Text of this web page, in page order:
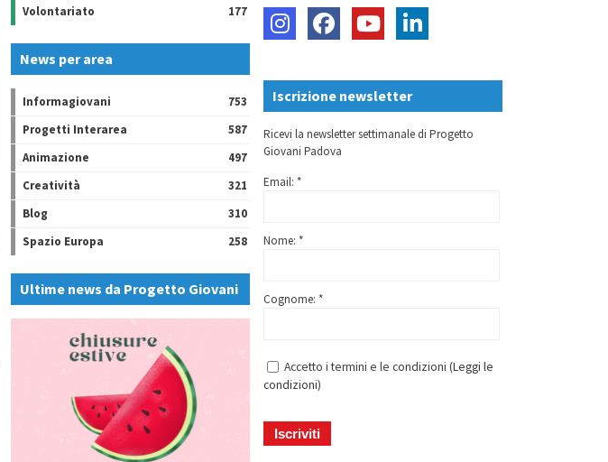
Volontariato
177
News per area
Informagiovani
753
Progetti Interarea
587
Animazione
497
Creatività
321
Blog
310
Spazio Europa
258
Ultime news da Progetto Giovani
Iscrizione newsletter
Ricevi la newsletter settimanale di Progetto
Giovani Padova
Email: *
Nome: *
Cognome: *
Accetto i termini e le condizioni (Leggi le
condizioni)